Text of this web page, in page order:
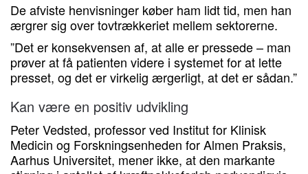
De afviste henvisninger køber ham lidt tid, men han
ærgrer sig over tovtrækkeriet mellem sektorerne.
”Det er konsekvensen af, at alle er pressede – man
prøver at få patienten videre i systemet for at lette
presset, og det er virkelig ærgerligt, at det er sådan.”
Kan være en positiv udvikling
Peter Vedsted, professor ved Institut for Klinisk
Medicin og Forskningsenheden for Almen Praksis,
Aarhus Universitet, mener ikke, at den markante